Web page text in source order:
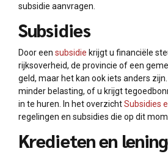
subsidie aanvragen.
Subsidies
Door een subsidie krijgt u financiële
rijksoverheid, de provincie of een
geld, maar het kan ook iets anders
minder belasting, of u krijgt
in te huren. In het overzichtSubsidies
regelingen en subsidies die op dit
Kredieten en